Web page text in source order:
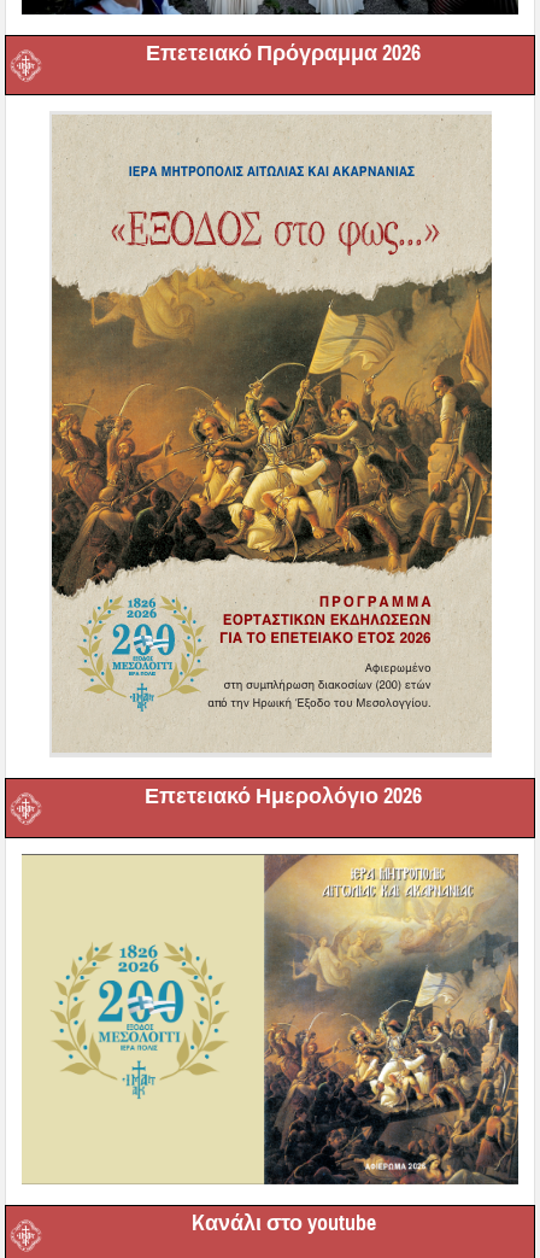
Επετειακό Πρόγραμμα 2026
Επετειακό Ημερολόγιο 2026
Kανάλι στο youtube